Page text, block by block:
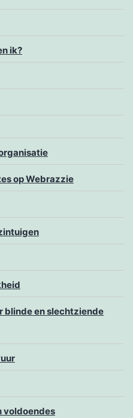
ik?
op Webrazzie
blinde en slechtziende
voldoendes